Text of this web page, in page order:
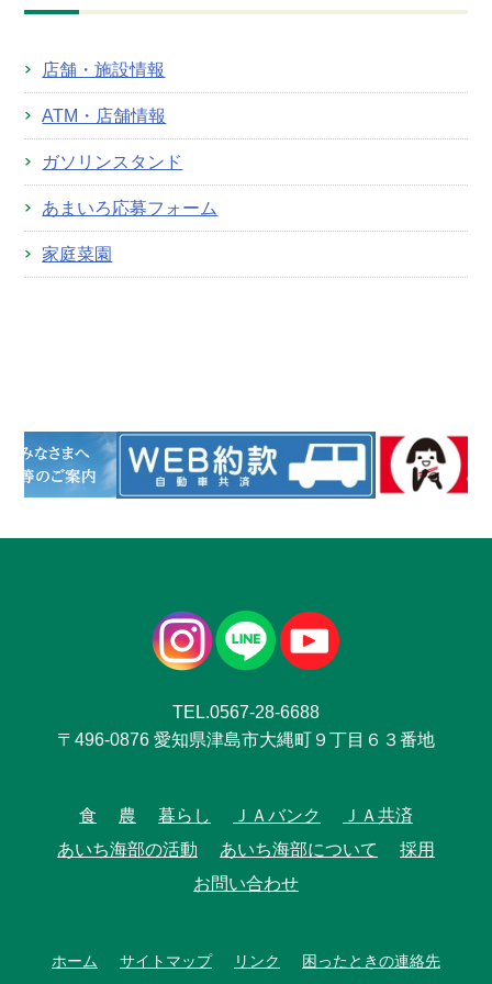
店舗・施設情報
ATM・店舗情報
ガソリンスタンド
あまいろ応募フォーム
家庭菜園
TEL.0567-28-6688
〒496-0876 愛知県津島市大縄町９丁目６３番地
食 農 暮らし ＪＡバンク
ＪＡ共済
あいち海部の活動
あいち海部について
採用
お問い合わせ
ホーム サイトマップ リンク 困ったときの連絡先